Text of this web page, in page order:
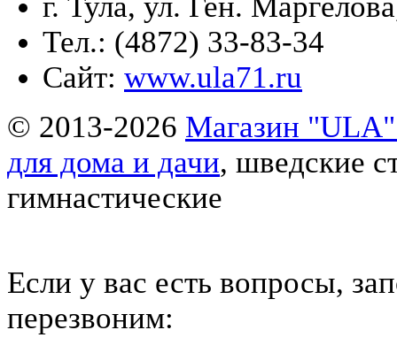
г. Тула, ул. Ген.
Тел.: (4872) 33-83-34
Сайт: www.ula71.ru
© 2013-2026 Магазин "ULA"
для дома и дачи, шведские
гимнастические
Eсли у вас есть вопросы,
перезвоним: